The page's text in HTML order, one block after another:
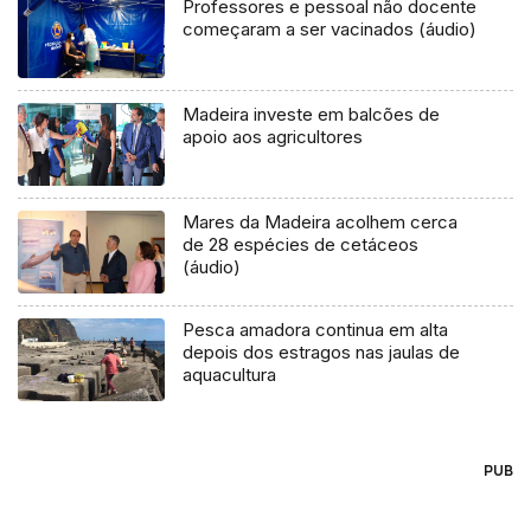
Professores e pessoal não docente
começaram a ser vacinados (áudio)
Madeira investe em balcões de
apoio aos agricultores
Mares da Madeira acolhem cerca
de 28 espécies de cetáceos
(áudio)
Pesca amadora continua em alta
depois dos estragos nas jaulas de
aquacultura
PUB